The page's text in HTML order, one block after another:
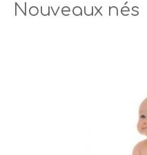
Nouveaux nés